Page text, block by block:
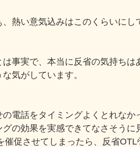
、熱い意気込みはこのくらいにし
事実で、本当に反省の気持ちは
気がしています。
の電話をタイミングよくとれなか
グの効果を実感できてなさそうに
催促させてしまったら、反省